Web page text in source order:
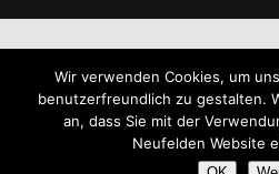
Wir verwenden Cookies, um
benutzerfreundlich zu gestalten.
an, dass Sie mit der
Neufelden Website